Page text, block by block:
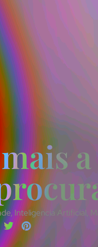
,Inteligencia Artificial,